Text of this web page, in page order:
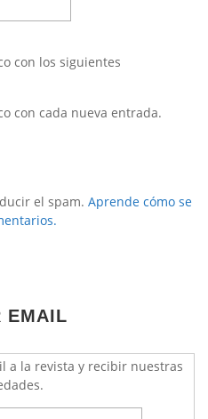
con los siguientes
con cada nueva entrada.
el spam. Aprende cómo se
EMAIL
a la revista y recibir nuestras